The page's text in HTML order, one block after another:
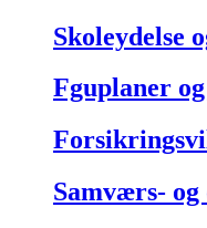
Skoleydelse
Fguplaner
Samværs-